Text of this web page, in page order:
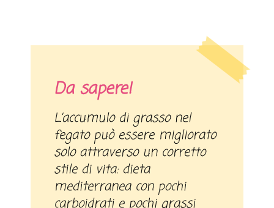
Da sapere!
L’accumulo di grasso nel
fegato può essere migliorato
solo attraverso un corretto
stile di vita: dieta
mediterranea con pochi
carboidrati e pochi grassi